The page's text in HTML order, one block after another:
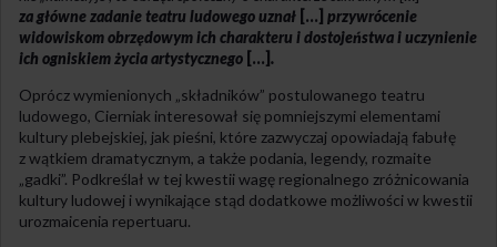
za główne zadanie teatru ludowego uznał […] przywrócenie
widowiskom obrzędowym ich charakteru i dostojeństwa i uczynienie
ich ogniskiem życia artystycznego […].
Oprócz wymienionych „składników” postulowanego teatru
ludowego, Cierniak interesował się pomniejszymi elementami
kultury plebejskiej, jak pieśni, które zazwyczaj opowiadają fabułę
z wątkiem dramatycznym, a także podania, legendy, rozmaite
„gadki”. Podkreślał w tej kwestii wagę regionalnego zróżnicowania
kultury ludowej i wynikające stąd dodatkowe możliwości w kwestii
urozmaicenia repertuaru.